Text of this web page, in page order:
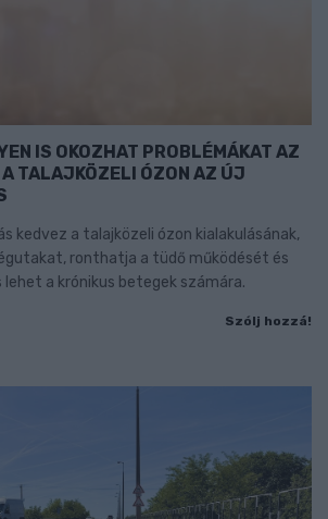
IS OKOZHAT PROBLÉMÁKAT AZ
A TALAJKÖZELI ÓZON AZ ÚJ
kedvez a talajközeli ózon kialakulásának,
ronthatja a tüdő működését és
lehet a krónikus betegek számára.
Szólj hozzá!